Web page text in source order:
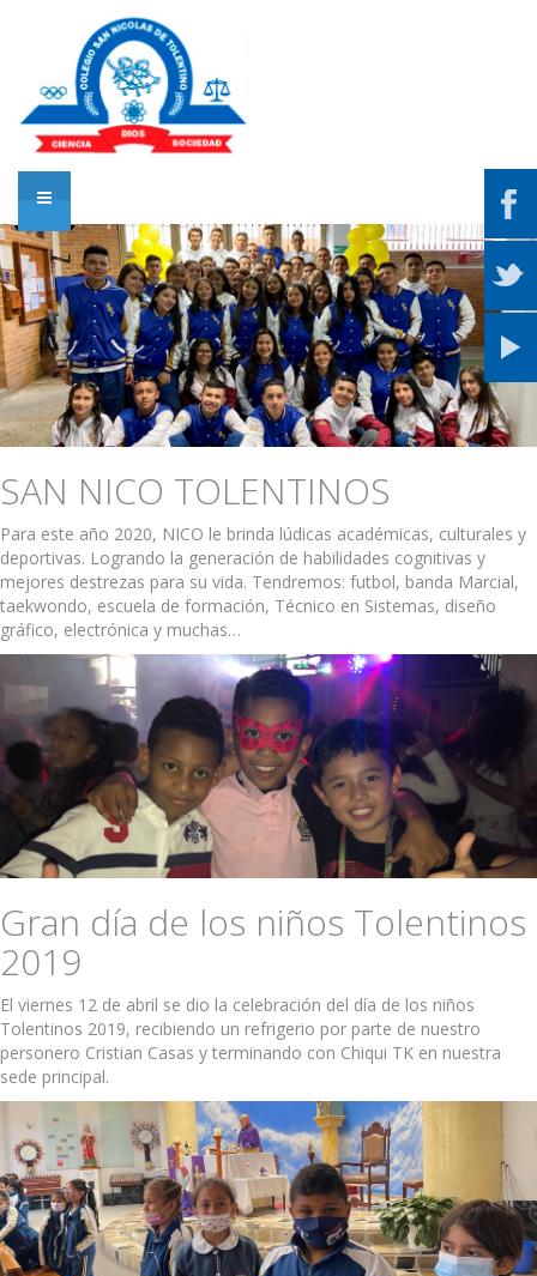
SAN NICO TOLENTINOS
Para este año 2020, NICO le brinda lúdicas académicas, culturales y
deportivas. Logrando la generación de habilidades cognitivas y
mejores destrezas para su vida. Tendremos: futbol, banda Marcial,
taekwondo, escuela de formación, Técnico en Sistemas, diseño
gráfico, electrónica y muchas…
Gran día de los niños Tolentinos
2019
El viernes 12 de abril se dio la celebración del día de los niños
Tolentinos 2019, recibiendo un refrigerio por parte de nuestro
personero Cristian Casas y terminando con Chiqui TK en nuestra
sede principal.